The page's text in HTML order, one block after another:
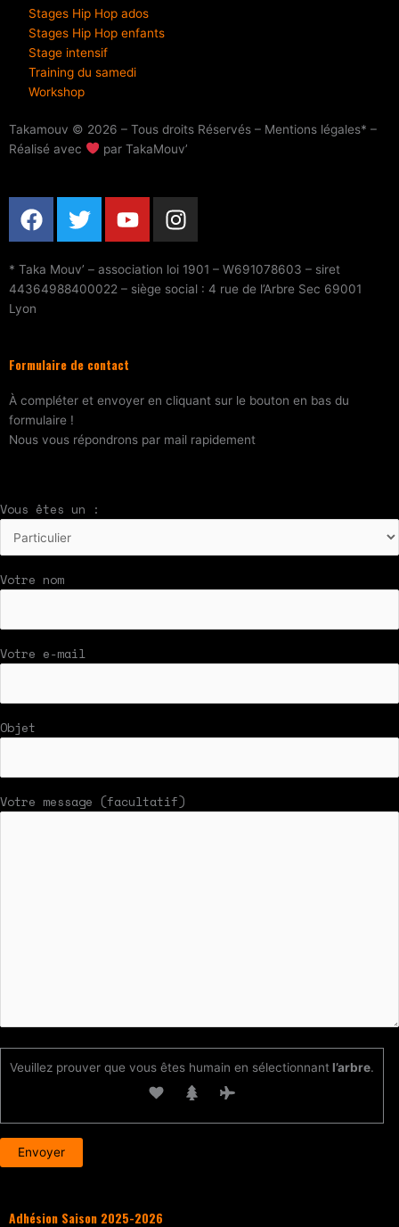
Stages Hip Hop ados
Stages Hip Hop enfants
Stage intensif
Training du samedi
Workshop
Takamouv © 2026 – Tous droits Réservés – Mentions légales* –
Réalisé avec
par TakaMouv’
F
a
e
b
o
k
T
w
t
t
Y
o
t
u
I
n
t
a
* Taka Mouv’ – association loi 1901 – W691078603 – siret
44364988400022 – siège social : 4 rue de l’Arbre Sec 69001
Lyon
Formulaire de contact
À compléter et envoyer en cliquant sur le bouton en bas du
formulaire !
Nous vous répondrons par mail rapidement
Vous êtes un :
Votre nom
Votre e-mail
Objet
Votre message (facultatif)
Veuillez prouver que vous êtes humain en sélectionnant l’arbre.
Adhésion Saison 2025-2026